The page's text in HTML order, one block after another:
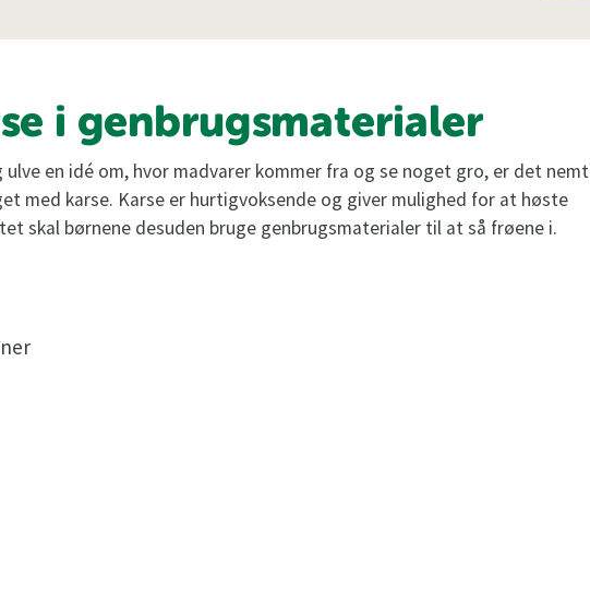
i genbrugsmaterialer
en idé om, hvor madvarer kommer fra og se noget gro, er det nemt
med karse. Karse er hurtigvoksende og giver mulighed for at høste
skal børnene desuden bruge genbrugsmaterialer til at så frøene i.